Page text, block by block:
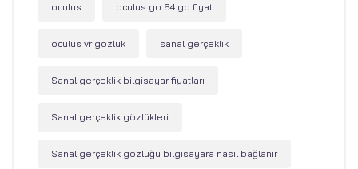
oculus oculus go 64 gb fiyat
oculus vr gözlük sanal gerçeklik
Sanal gerçeklik bilgisayar fiyatları
Sanal gerçeklik gözlükleri
Sanal gerçeklik gözlüğü bilgisayara nasıl bağlanır